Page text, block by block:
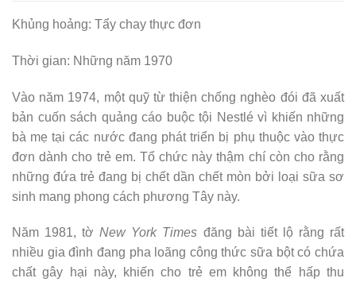
Khủng hoảng: Tẩy chay thực đơn
Thời gian: Những năm 1970
Vào năm 1974, một quỹ từ thiện chống nghèo đói đã xuất
bản cuốn sách quảng cáo buộc tội Nestlé vì khiến những
bà mẹ tại các nước đang phát triển bị phụ thuộc vào thực
đơn dành cho trẻ em. Tổ chức này thậm chí còn cho rằng
những đứa trẻ đang bị chết dần chết mòn bởi loại sữa sơ
sinh mang phong cách phương Tây này.
Năm 1981, tờNew York Times đăng bài tiết lộ rằng rất
nhiều gia đình đang pha loãng công thức sữa bột có chứa
chất gây hại này, khiến cho trẻ em không thể hấp thu